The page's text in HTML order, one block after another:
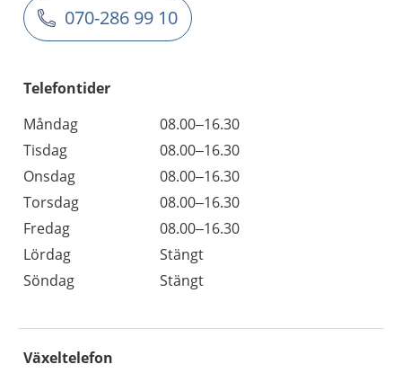
070-286 99 10
Telefontider
Måndag
08.00–16.30
Tisdag
08.00–16.30
Onsdag
08.00–16.30
Torsdag
08.00–16.30
Fredag
08.00–16.30
Lördag
Stängt
Söndag
Stängt
Växeltelefon